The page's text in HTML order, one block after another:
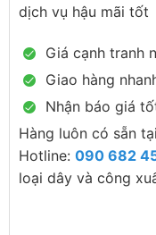
dịch vụ hậu mãi tốt
Giá cạnh tranh
Giao hàng
Nhận báo giá
Hàng luôn có sẵn
Hotline: 090 682
loại dây và công